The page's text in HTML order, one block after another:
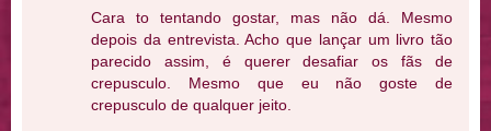
Cara to tentando gostar, mas não dá. Mesmo
depois da entrevista. Acho que lançar um livro tão
parecido assim, é querer desafiar os fãs de
crepusculo. Mesmo que eu não goste de
crepusculo de qualquer jeito.